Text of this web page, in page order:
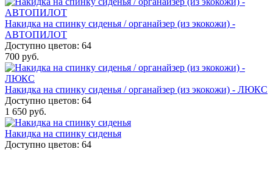
Накидка на спинку сиденья / органайзер (из экокожи) -
АВТОПИЛОТ
Доступно цветов: 64
700 руб.
Накидка на спинку сиденья / органайзер (из экокожи) - ЛЮКС
Доступно цветов: 64
1 650 руб.
Накидка на спинку сиденья
Доступно цветов: 64